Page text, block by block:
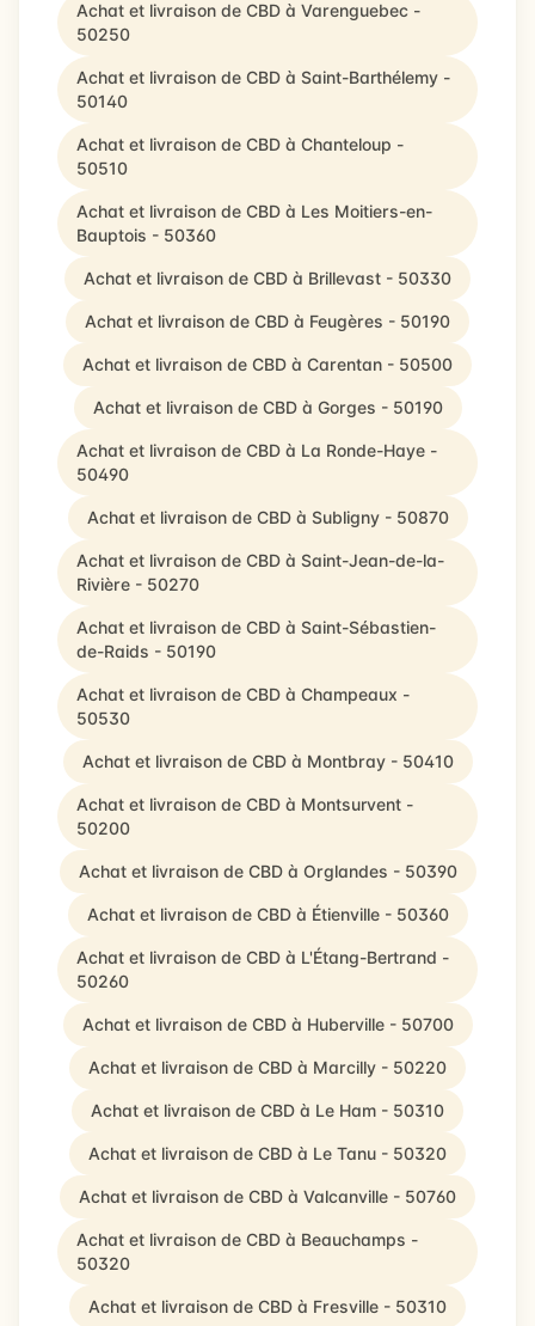
Achat et livraison de CBD à Varenguebec -
50250
Achat et livraison de CBD à Saint-Barthélemy -
50140
Achat et livraison de CBD à Chanteloup -
50510
Achat et livraison de CBD à Les Moitiers-en-
Bauptois - 50360
Achat et livraison de CBD à Brillevast - 50330
Achat et livraison de CBD à Feugères - 50190
Achat et livraison de CBD à Carentan - 50500
Achat et livraison de CBD à Gorges - 50190
Achat et livraison de CBD à La Ronde-Haye -
50490
Achat et livraison de CBD à Subligny - 50870
Achat et livraison de CBD à Saint-Jean-de-la-
Rivière - 50270
Achat et livraison de CBD à Saint-Sébastien-
de-Raids - 50190
Achat et livraison de CBD à Champeaux -
50530
Achat et livraison de CBD à Montbray - 50410
Achat et livraison de CBD à Montsurvent -
50200
Achat et livraison de CBD à Orglandes - 50390
Achat et livraison de CBD à Étienville - 50360
Achat et livraison de CBD à L'Étang-Bertrand -
50260
Achat et livraison de CBD à Huberville - 50700
Achat et livraison de CBD à Marcilly - 50220
Achat et livraison de CBD à Le Ham - 50310
Achat et livraison de CBD à Le Tanu - 50320
Achat et livraison de CBD à Valcanville - 50760
Achat et livraison de CBD à Beauchamps -
50320
Achat et livraison de CBD à Fresville - 50310